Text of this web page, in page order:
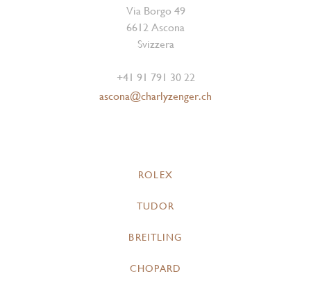
Via Borgo 49
6612 Ascona
Svizzera
+41 91 791 30 22
ascona@charlyzenger.ch
ROLEX
TUDOR
BREITLING
CHOPARD